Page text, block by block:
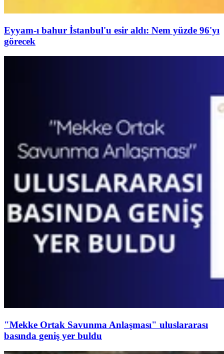
Eyyam-ı bahur İstanbul'u esir aldı: Nem yüzde 96'yı
görecek
"Mekke Ortak Savunma Anlaşması" uluslararası
basında geniş yer buldu